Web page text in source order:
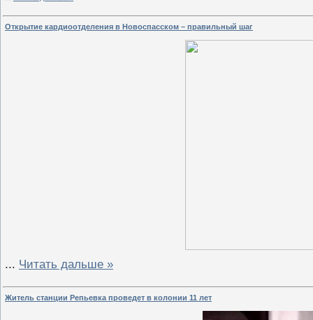
Открытие кардиоотделения в Новоспасском – правильный шаг
... Читать дальше »
Житель станции Репьевка проведет в колонии 11 лет